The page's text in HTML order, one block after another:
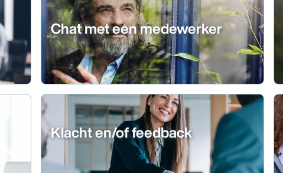
Chat met een medewerker
Klacht en/of feedback